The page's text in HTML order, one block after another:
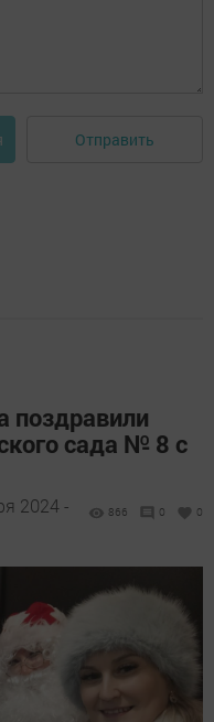
Отправить
поздравили
сада № 8 с
2024 -
866 0 0